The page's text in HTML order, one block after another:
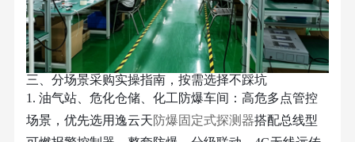
三、分场景采购实操指南，按需选择不踩坑
1. 油气站、危化仓储、化工防爆车间：高危多点管控
场景，优先选用逸云天防爆固定式探测器搭配总线型